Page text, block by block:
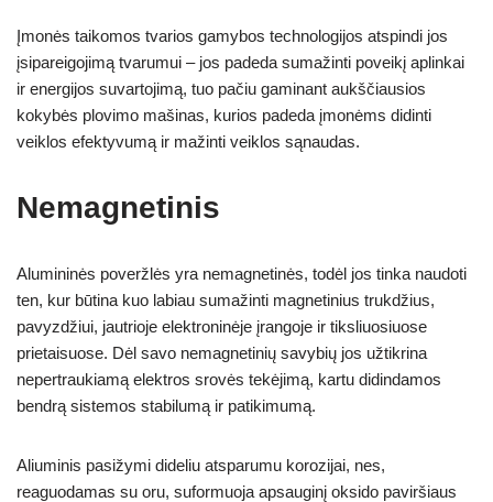
Įmonės taikomos tvarios gamybos technologijos atspindi jos
įsipareigojimą tvarumui – jos padeda sumažinti poveikį aplinkai
ir energijos suvartojimą, tuo pačiu gaminant aukščiausios
kokybės plovimo mašinas, kurios padeda įmonėms didinti
veiklos efektyvumą ir mažinti veiklos sąnaudas.
Nemagnetinis
Alumininės poveržlės yra nemagnetinės, todėl jos tinka naudoti
ten, kur būtina kuo labiau sumažinti magnetinius trukdžius,
pavyzdžiui, jautrioje elektroninėje įrangoje ir tiksliuosiuose
prietaisuose. Dėl savo nemagnetinių savybių jos užtikrina
nepertraukiamą elektros srovės tekėjimą, kartu didindamos
bendrą sistemos stabilumą ir patikimumą.
Aliuminis pasižymi dideliu atsparumu korozijai, nes,
reaguodamas su oru, suformuoja apsauginį oksido paviršiaus